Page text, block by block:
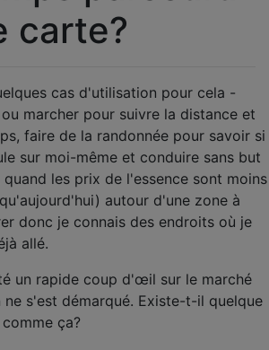
carte?
cas d'utilisation pour cela -
marcher pour suivre la distance et
faire de la randonnée pour savoir si
sur moi-même et conduire sans but
quand les prix de l'essence sont moins
autour d'une zone à
donc je connais des endroits où je
allé.
un rapide coup d'œil sur le marché
ne s'est démarqué. Existe-t-il quelque
ça?